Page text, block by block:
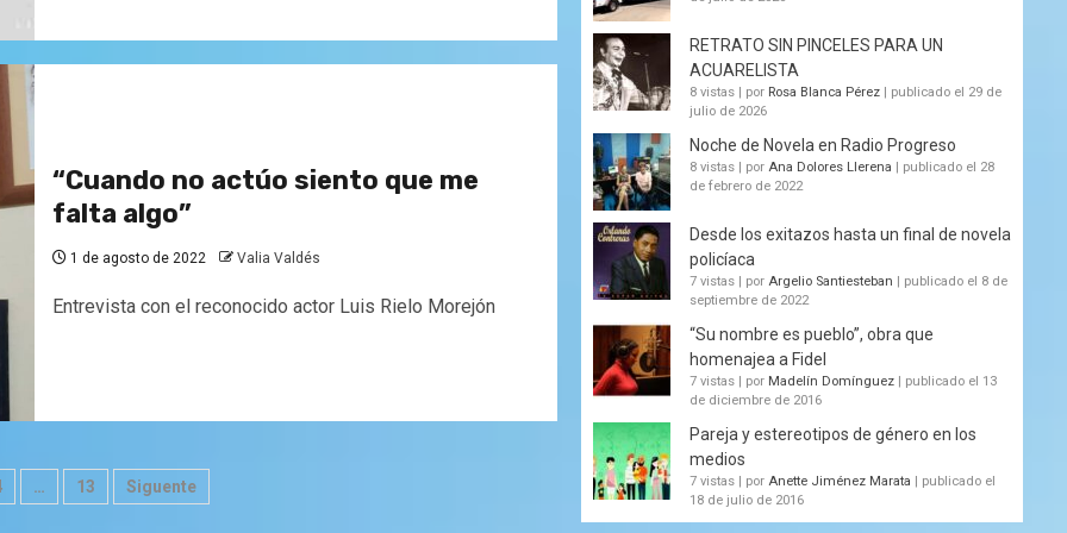
“Cuando no actúo siento que me
falta algo”
1 de agosto de 2022 Valia Valdés
Entrevista con el reconocido actor Luis Rielo Morejón
… 13 Siguente
RETRATO SIN PINCELES PARA UN
ACUARELISTA
8 vistas | por Rosa Blanca Pérez | publicado el 29 de
julio de 2026
Noche de Novela en Radio Progreso
8 vistas | por Ana Dolores Llerena | publicado el 28
de febrero de 2022
Desde los exitazos hasta un final de novela
policíaca
7 vistas | por Argelio Santiesteban | publicado el 8 de
septiembre de 2022
“Su nombre es pueblo”, obra que
homenajea a Fidel
7 vistas | por Madelín Domínguez | publicado el 13
de diciembre de 2016
Pareja y estereotipos de género en los
medios
7 vistas | por Anette Jiménez Marata | publicado el
18 de julio de 2016